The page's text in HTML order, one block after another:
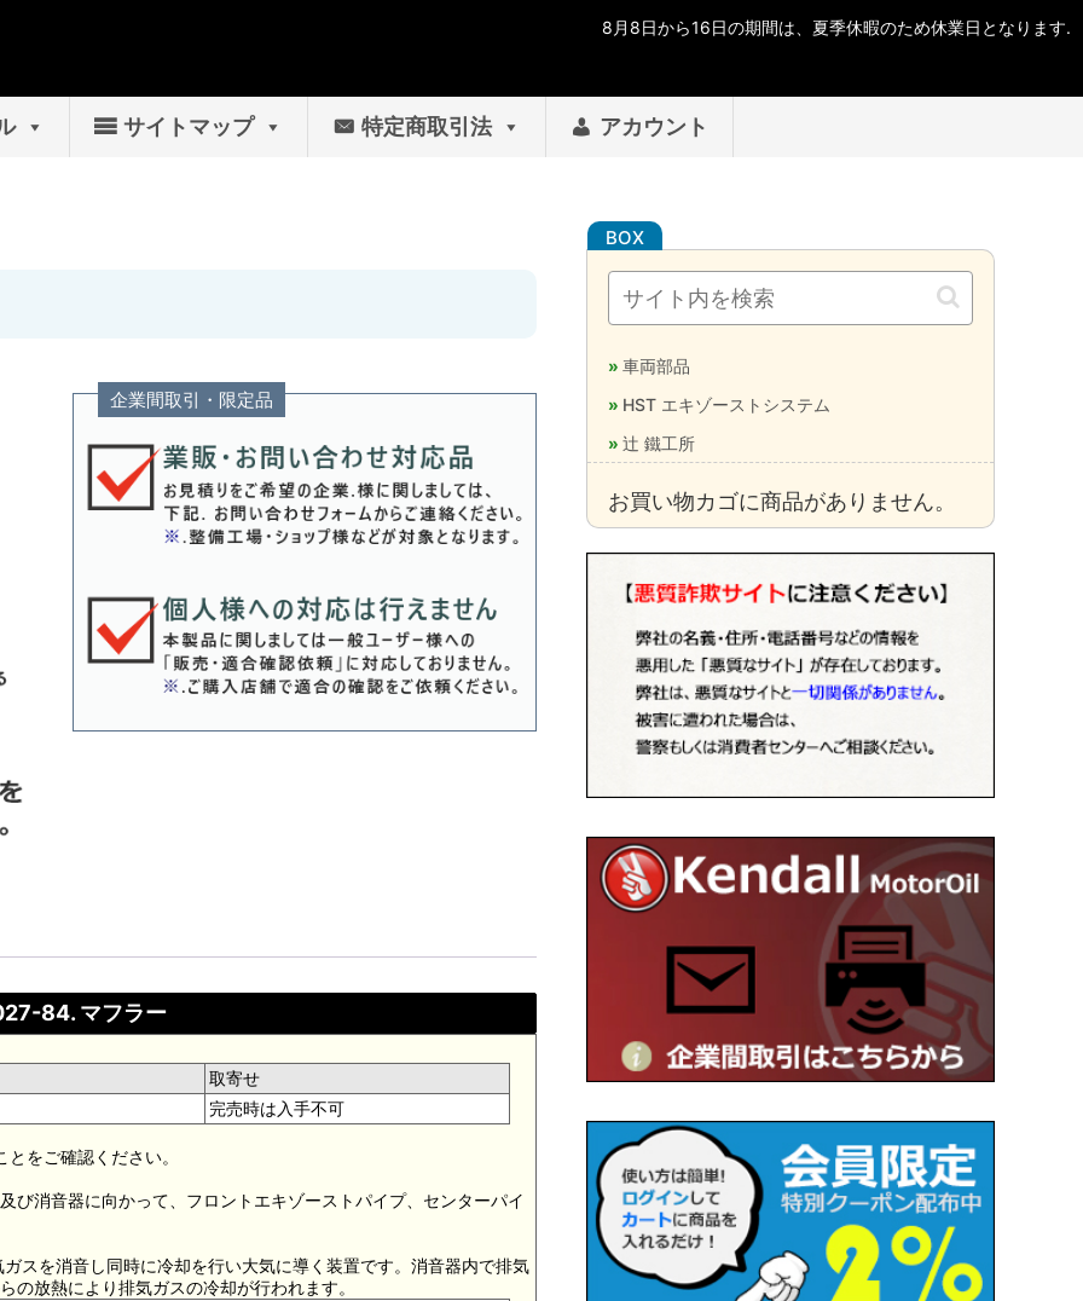
サイトマップ 特定商取引法 アカウント
企業間取引・限定品
84. マフラー
取寄せ
完売時は入手不可
をご確認ください。
び消音器に向かって、フロントエキゾーストパイプ、センターパイ
スを消音し同時に冷却を行い大気に導く装置です。消音器内で排気
の放熱により排気ガスの冷却が行われます。
車両部品
HST エキゾーストシステム
辻 鐵工所
お買い物カゴに商品がありません。